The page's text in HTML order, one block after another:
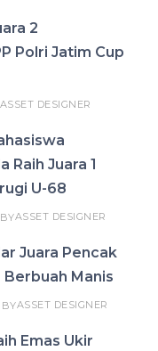
2
Polri Jatim Cup
ASSET DESIGNER
Raih Juara 1
U-68
BYASSET DESIGNER
Juara Pencak
Berbuah Manis
BYASSET DESIGNER
Emas Ukir